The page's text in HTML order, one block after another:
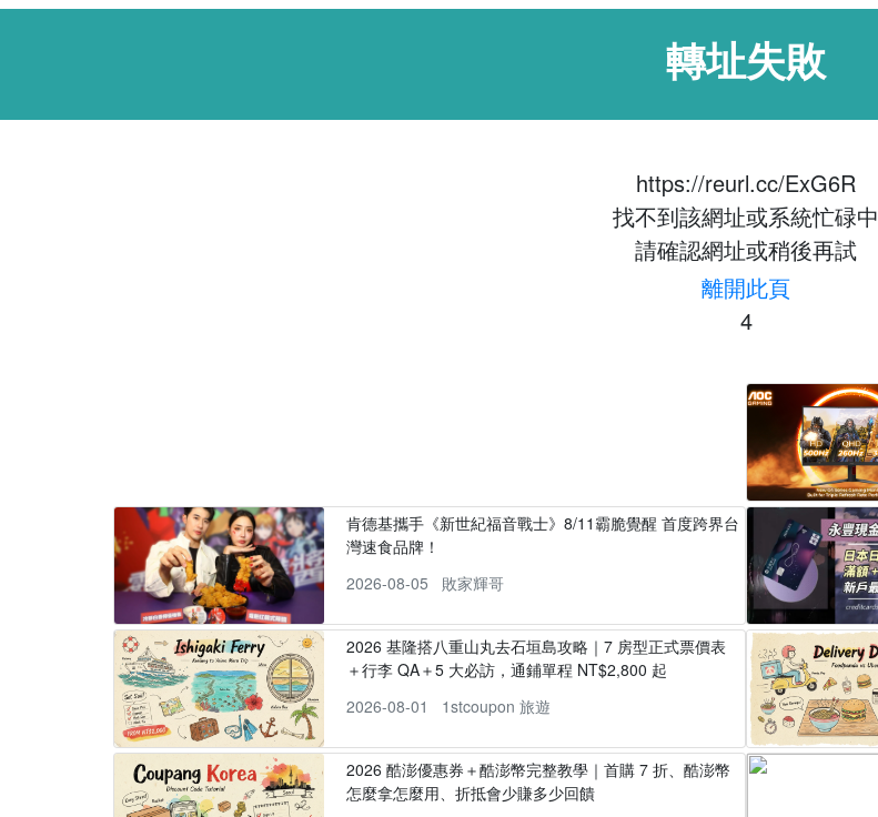
轉址失敗
https://reurl.cc/ExG6R
找不到該網址或系統忙碌中
請確認網址或稍後再試
離開此頁
4
肯德基攜手《新世紀福音戰士》8/11霸脆覺醒 首度跨界台
灣速食品牌！
2026-08-05
敗家輝哥
2026 基隆搭八重山丸去石垣島攻略｜7 房型正式票價表
＋行李 QA＋5 大必訪，通鋪單程 NT$2,800 起
2026-08-01
1stcoupon 旅遊
2026 酷澎優惠券＋酷澎幣完整教學｜首購 7 折、酷澎幣
怎麼拿怎麼用、折抵會少賺多少回饋